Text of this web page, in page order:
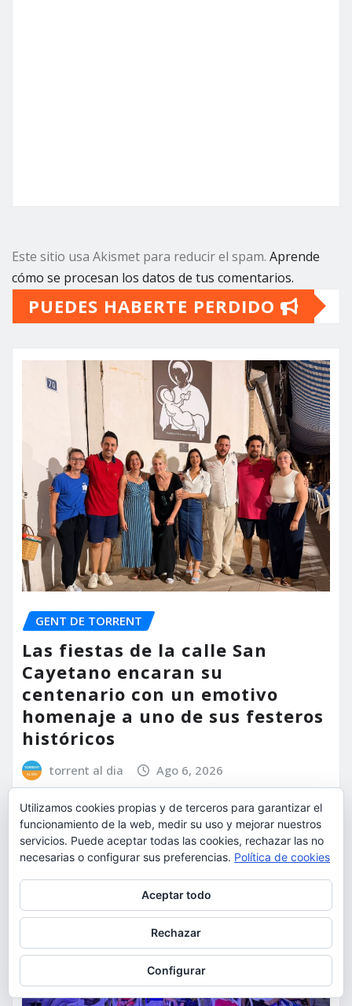
Este sitio usa Akismet para reducir el spam. Aprende
cómo se procesan los datos de tus comentarios.
PUEDES HABERTE PERDIDO
GENT DE TORRENT
Las fiestas de la calle San
Cayetano encaran su
centenario con un emotivo
homenaje a uno de sus festeros
históricos
torrent al dia Ago 6, 2026
Utilizamos cookies propias y de terceros para garantizar el
funcionamiento de la web, medir su uso y mejorar nuestros
servicios. Puede aceptar todas las cookies, rechazar las no
necesarias o configurar sus preferencias. Política de cookies
Aceptar todo
Rechazar
Configurar
Para obtener más información, incluido cómo gestionar las cookies,